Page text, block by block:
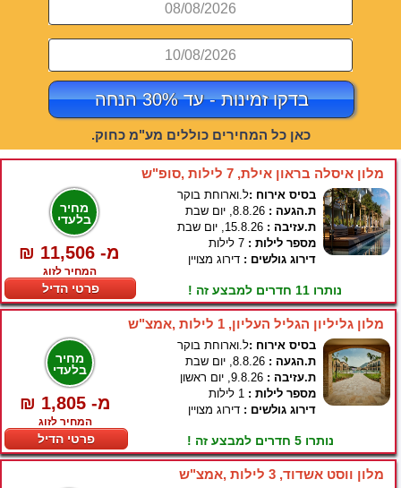
08/08/2026
10/08/2026
בדקו זמינות - עד 30% הנחה
כאן כל המחירים כוללים מע"מ כחוק.
מלון איסלה בראון אילת, 7 לילות ,סופ"ש
מחיר
בלעדי
₪ 11,506 -מ
המחיר לזוג
פרטי הדיל
בסיס אירוח :ל.וארוחת בוקר
ת.הגעה :
ת.עזיבה :
מספר לילות :
דירוג גולשים : דירוג מצויין
נותרו 11 חדרים למבצע זה !
מלון גליליון הגליל העליון, 1 לילות ,אמצ"ש
מחיר
בלעדי
₪ 1,805 -מ
המחיר לזוג
פרטי הדיל
בסיס אירוח :ל.וארוחת בוקר
ת.הגעה :
ת.עזיבה :
מספר לילות :
דירוג גולשים : דירוג מצויין
נותרו 5 חדרים למבצע זה !
מלון ווסט אשדוד, 3 לילות ,אמצ"ש